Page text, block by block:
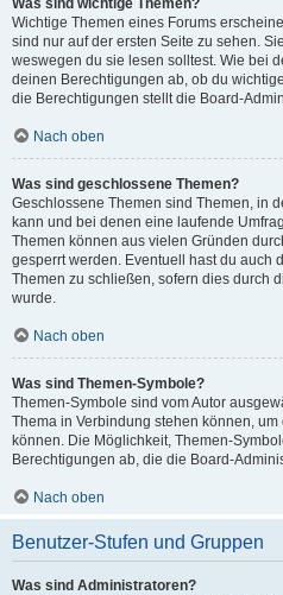
Was sind wichtige Themen?
Wichtige Themen eines Forums
sind nur auf der ersten Seite zu sehen.
weswegen du sie lesen solltest. Wie bei
deinen Berechtigungen ab, ob du
die Berechtigungen stellt die Board-
Nach oben
Was sind geschlossene Themen?
Geschlossene Themen sind Themen, in
kann und bei denen eine laufende
Themen können aus vielen Gründen
gesperrt werden. Eventuell hast du auch
Themen zu schließen, sofern dies durch
wurde.
Nach oben
Was sind Themen-Symbole?
Themen-Symbole sind vom Autor
Thema in Verbindung stehen können,
können. Die Möglichkeit, Themen-
Berechtigungen ab, die die Board-
Nach oben
Benutzer-Stufen und Gruppen
Was sind Administratoren?